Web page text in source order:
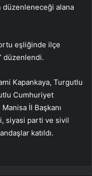
düzenleneceği alana
eşliğinde ilçe
düzenlendi.
Kapankaya, Turgutlu
Cumhuriyet
İl Başkanı
siyasi parti ve sivil
katıldı.